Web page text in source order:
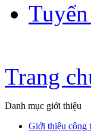
Trang
Danh mục giới thiệu
Giới thiệu công